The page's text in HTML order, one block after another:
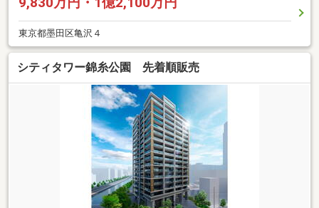
東京都墨田区亀沢４
シティタワー錦糸公園 先着順販売